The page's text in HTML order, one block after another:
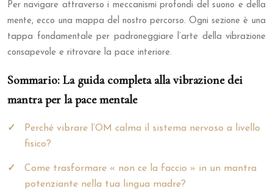
Per navigare attraverso i meccanismi profondi del suono e della
mente, ecco una mappa del nostro percorso. Ogni sezione è una
tappa fondamentale per padroneggiare l’arte della vibrazione
consapevole e ritrovare la pace interiore.
Sommario: La guida completa alla vibrazione dei
mantra per la pace mentale
Perché vibrare l’OM calma il sistema nervoso a livello
fisico?
Come trasformare « non ce la faccio » in un mantra
potenziante nella tua lingua madre?